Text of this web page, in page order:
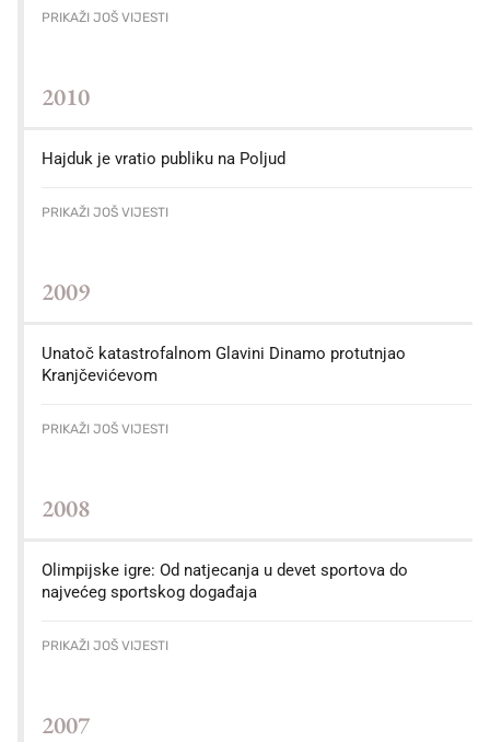
PRIKAŽI JOŠ VIJESTI
2010
Hajduk je vratio publiku na Poljud
PRIKAŽI JOŠ VIJESTI
2009
Unatoč katastrofalnom Glavini Dinamo protutnjao
Kranjčevićevom
PRIKAŽI JOŠ VIJESTI
2008
Olimpijske igre: Od natjecanja u devet sportova do
najvećeg sportskog događaja
PRIKAŽI JOŠ VIJESTI
2007